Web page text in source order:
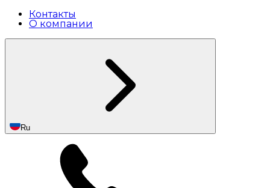
Контакты
О компании
Ru